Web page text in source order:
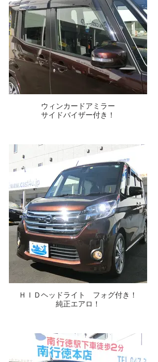
ウィンカードアミラー
サイドバイザー付き！
ＨＩＤヘッドライト フォグ付き！
純正エアロ！